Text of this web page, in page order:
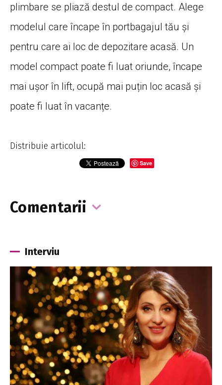
plimbare se pliază destul de compact. Alege
modelul care încape în portbagajul tău și
pentru care ai loc de depozitare acasă. Un
model compact poate fi luat oriunde, încape
mai ușor în lift, ocupă mai puțin loc acasă și
poate fi luat în vacanțe.
Distribuie articolul:
Save
Comentarii
Interviu